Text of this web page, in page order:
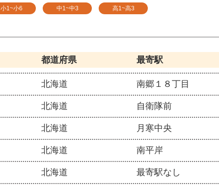
小1~小6 中1~中3 高1~高3
都道府県 最寄駅
北海道 南郷１８丁目
北海道 自衛隊前
北海道 月寒中央
北海道 南平岸
北海道 最寄駅なし